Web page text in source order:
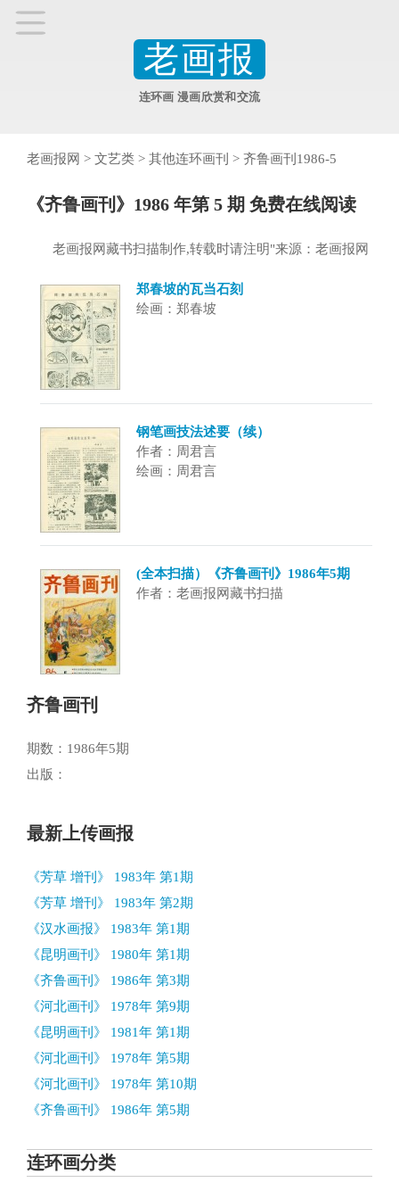
老画报
连环画 漫画欣赏和交流
老画报网 > 文艺类 > 其他连环画刊 > 齐鲁画刊1986-5
《齐鲁画刊》1986 年第 5 期 免费在线阅读
老画报网藏书扫描制作,转载时请注明"来源：老画报网
郑春坡的瓦当石刻
绘画：郑春坡
钢笔画技法述要（续）
作者：周君言
绘画：周君言
(全本扫描）《齐鲁画刊》1986年5期
作者：老画报网藏书扫描
齐鲁画刊
期数：1986年5期
出版：
最新上传画报
《芳草 增刊》 1983年 第1期
《芳草 增刊》 1983年 第2期
《汉水画报》 1983年 第1期
《昆明画刊》 1980年 第1期
《齐鲁画刊》 1986年 第3期
《河北画刊》 1978年 第9期
《昆明画刊》 1981年 第1期
《河北画刊》 1978年 第5期
《河北画刊》 1978年 第10期
《齐鲁画刊》 1986年 第5期
连环画分类